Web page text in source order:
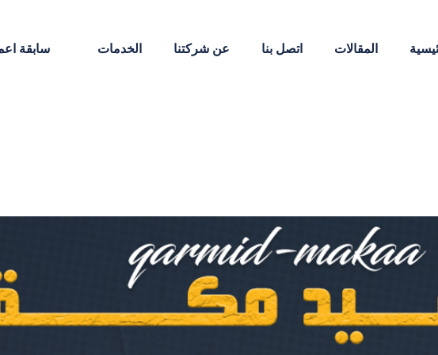
المقالات اتصل بنا عن شركتنا الخدمات سابقة